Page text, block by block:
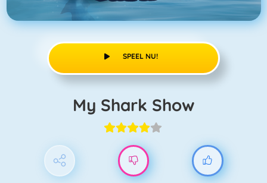
SPEEL NU!
My Shark Show